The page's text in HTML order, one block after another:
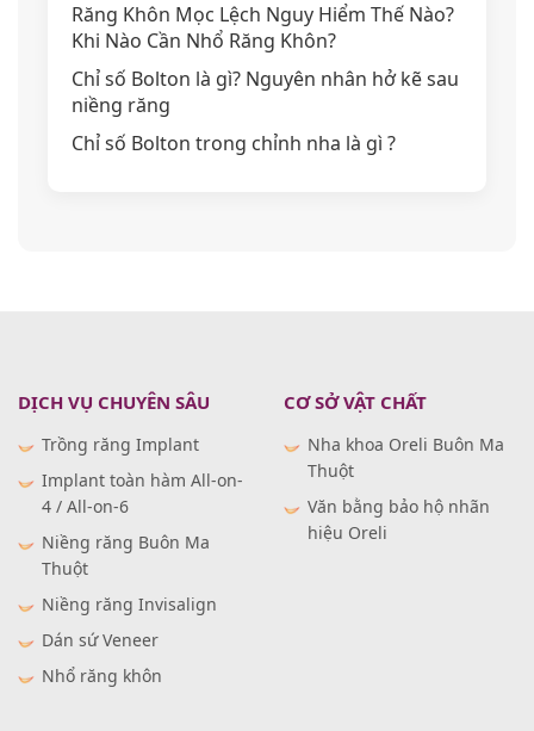
Răng Khôn Mọc Lệch Nguy Hiểm Thế Nào?
Khi Nào Cần Nhổ Răng Khôn?
Chỉ số Bolton là gì? Nguyên nhân hở kẽ sau
niềng răng
Chỉ số Bolton trong chỉnh nha là gì ?
DỊCH VỤ CHUYÊN SÂU
Trồng răng Implant
Implant toàn hàm All-on-
4 / All-on-6
Niềng răng Buôn Ma
Thuột
Niềng răng Invisalign
Dán sứ Veneer
Nhổ răng khôn
CƠ SỞ VẬT CHẤT
Nha khoa Oreli Buôn Ma
Thuột
Văn bằng bảo hộ nhãn
hiệu Oreli